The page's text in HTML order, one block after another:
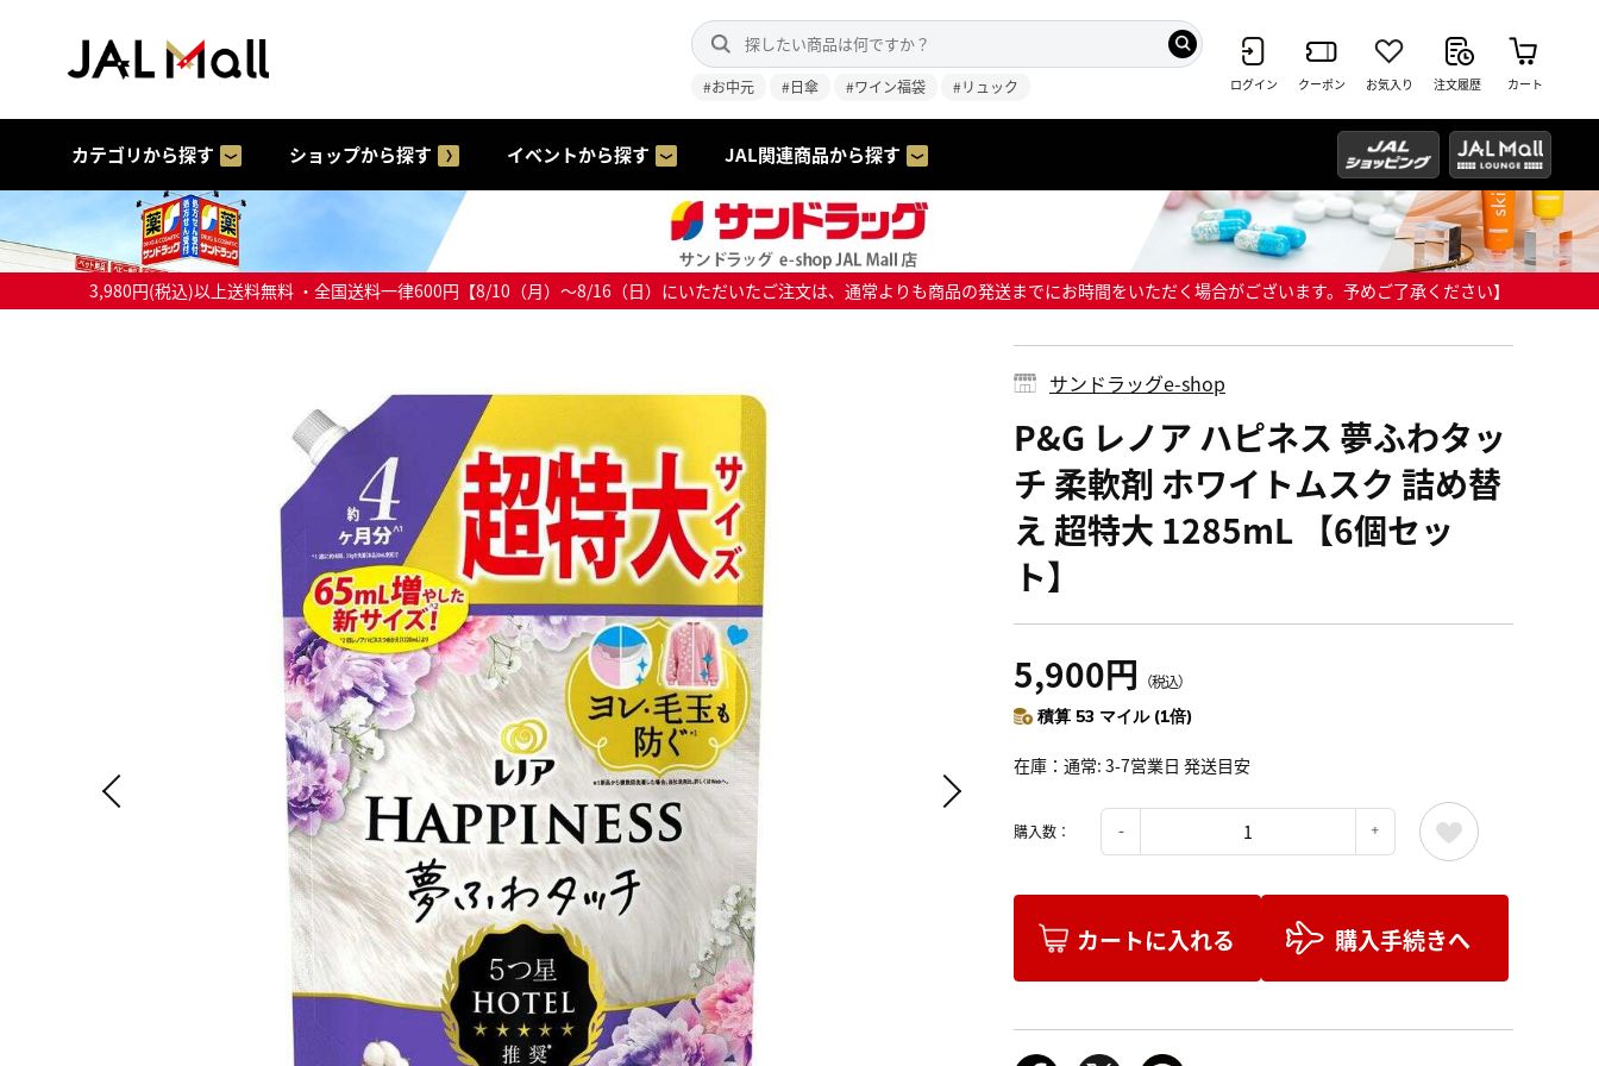
#お中元 #日傘 #ワイン福袋 #リュック ログイン クーポン お気入り 注文履歴 カート
カテゴリから探す ショップから探す イベントから探す JAL関連商品から探す
3,980円(税込)以上送料無料 ・全国送料一律600円【8/10（月）～8/16（日）にいただいたご注文は、通常よりも商品の発送までにお時間をいただく場合がございます。予めご了承ください】
サンドラッグe-shop
P&G レノア ハピネス 夢ふわタッ
チ 柔軟剤 ホワイトムスク 詰め替
え 超特大 1285mL 【6個セッ
ト】
5,900円 （税込）
積算 53 マイル (1倍)
在庫 通常: 3-7営業日 発送目安
購入数：
カートに入れる 購入手続きへ